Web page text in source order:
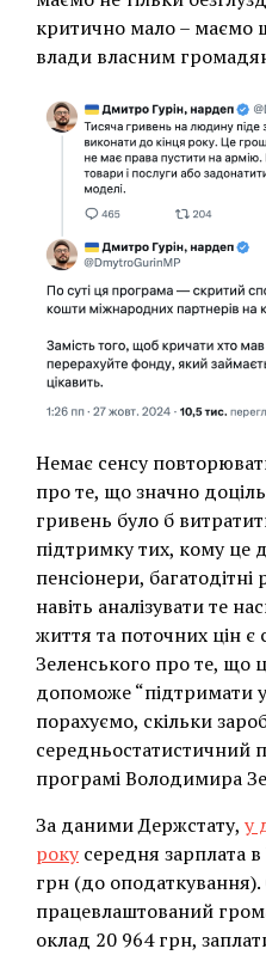
критично мало – маємо
влади власним
Немає сенсу
про те, що значно
гривень було б
підтримку тих, кому це
пенсіонери,
навіть аналізувати те
життя та поточних цін
Зеленського про те, що
допоможе “підтримати
порахуємо, скільки
середньостатистичний
програмі Володимира
За даними Держстату, у
року середня зарплата
грн (до
працевлаштований
оклад 20 964 грн,